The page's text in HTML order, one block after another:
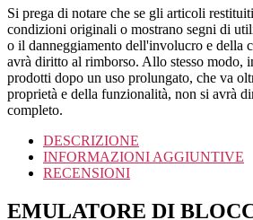
Si prega di notare che se gli articoli
condizioni originali o mostrano segni di
o il danneggiamento dell'involucro e della
avrà diritto al rimborso. Allo stesso modo,
prodotti dopo un uso prolungato, che va
proprietà e della funzionalità, non si avrà
completo.
DESCRIZIONE
INFORMAZIONI AGGIUNTIVE
RECENSIONI
EMULATORE DI